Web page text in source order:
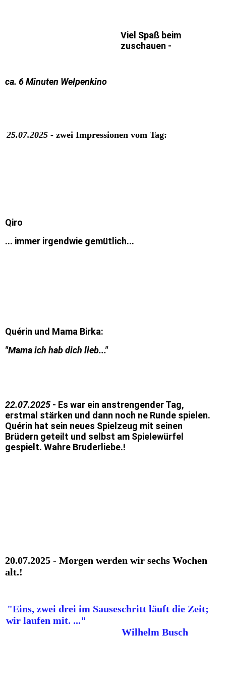
Viel Spaß beim
zuschauen -
ca. 6 Minuten Welpenkino
25.07.2025 - zwei Impressionen vom Tag:
Qiro
... immer irgendwie gemütlich...
Quérin und Mama Birka:
"Mama ich hab dich lieb..."
22.07.2025 - Es war ein anstrengender Tag,
erstmal stärken und dann noch ne Runde spielen.
Quérin hat sein neues Spielzeug mit seinen
Brüdern geteilt und selbst am Spielewürfel
gespielt. Wahre Bruderliebe.!
20.07.2025 - Morgen werden wir sechs Wochen
alt.!
"Eins, zwei drei im Sauseschritt läuft die Zeit;
wir laufen mit. ..."
Wilhelm Busch